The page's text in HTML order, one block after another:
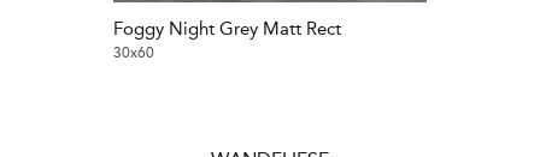
Foggy Night Grey Matt Rect
30x60